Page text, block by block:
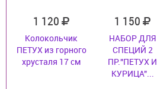
1 120
Колокольчик
ПЕТУХ из горного
хрусталя 17 см
1 150
НАБОР ДЛЯ
СПЕЦИЙ 2
ПР."ПЕТУХ И
КУРИЦА"...